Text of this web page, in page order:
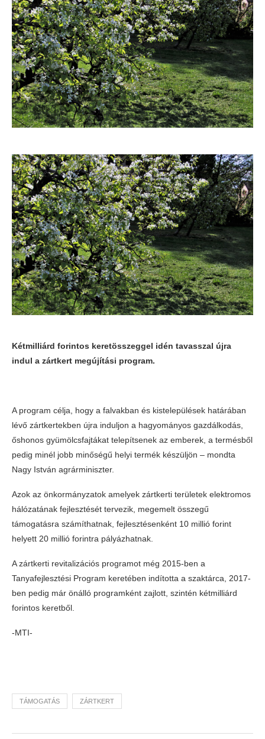
Kétmilliárd forintos keretösszeggel idén tavasszal újra
indul a zártkert megújítási program.
A program célja, hogy a falvakban és kistelepülések határában
lévő zártkertekben újra induljon a hagyományos gazdálkodás,
őshonos gyümölcsfajtákat telepítsenek az emberek, a termésből
pedig minél jobb minőségű helyi termék készüljön – mondta
Nagy István agrárminiszter.
Azok az önkormányzatok amelyek zártkerti területek elektromos
hálózatának fejlesztését tervezik, megemelt összegű
támogatásra számíthatnak, fejlesztésenként 10 millió forint
helyett 20 millió forintra pályázhatnak.
A zártkerti revitalizációs programot még 2015-ben a
Tanyafejlesztési Program keretében indította a szaktárca, 2017-
ben pedig már önálló programként zajlott, szintén kétmilliárd
forintos keretből.
-MTI-
TÁMOGATÁS ZÁRTKERT